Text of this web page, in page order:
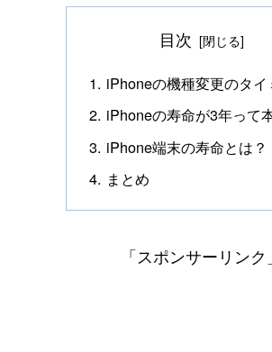
目次
iPhoneの機種変更のタイ
iPhoneの寿命が3年って
iPhone端末の寿命とは？
まとめ
「スポンサーリンク